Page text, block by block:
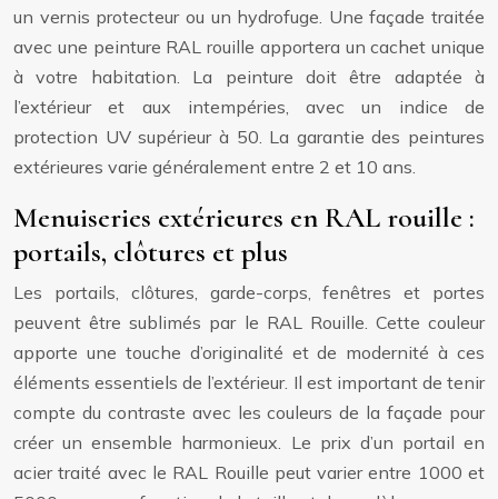
un vernis protecteur ou un hydrofuge. Une façade traitée
avec une peinture RAL rouille apportera un cachet unique
à votre habitation. La peinture doit être adaptée à
l’extérieur et aux intempéries, avec un indice de
protection UV supérieur à 50. La garantie des peintures
extérieures varie généralement entre 2 et 10 ans.
Menuiseries extérieures en RAL rouille :
portails, clôtures et plus
Les portails, clôtures, garde-corps, fenêtres et portes
peuvent être sublimés par le RAL Rouille. Cette couleur
apporte une touche d’originalité et de modernité à ces
éléments essentiels de l’extérieur. Il est important de tenir
compte du contraste avec les couleurs de la façade pour
créer un ensemble harmonieux. Le prix d’un portail en
acier traité avec le RAL Rouille peut varier entre 1000 et